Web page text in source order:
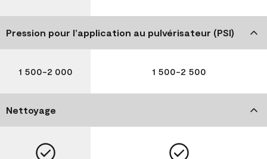
Pression pour l’application au pulvérisateur (PSI)
1 500-2 000 1 500-2 500
Nettoyage